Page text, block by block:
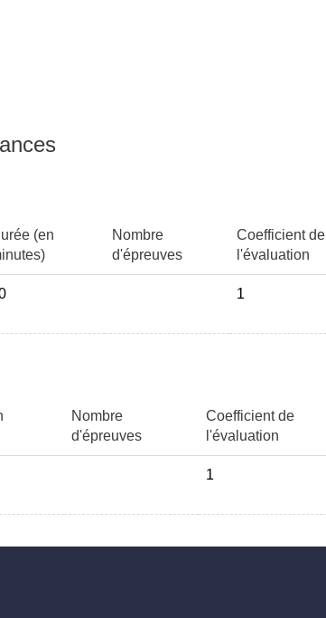
(en
Nombre
d'épreuves
Coefficient de
l'évaluation
1
Nombre
d'épreuves
Coefficient de
l'évaluation
1